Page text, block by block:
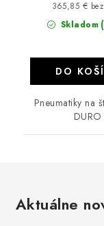
Skladom
365,85 €
DO
Pneumatiky na
DURO
Aktuálne